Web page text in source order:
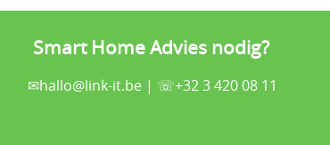
Smart Home Advies nodig?
✉hallo@link-it.be | ☏+32 3 420 08 11